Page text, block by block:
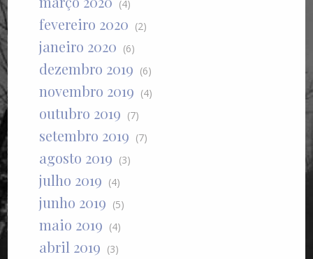
(4)
fevereiro 2020 (2)
janeiro 2020 (6)
dezembro 2019 (6)
novembro 2019 (4)
outubro 2019 (7)
setembro 2019 (7)
agosto 2019 (3)
julho 2019 (4)
junho 2019 (5)
maio 2019 (4)
abril 2019 (3)